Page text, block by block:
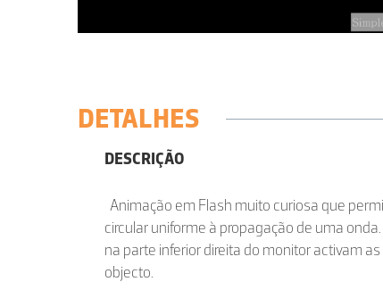
DETALHES
DESCRIÇÃO
Animação em Flash muito curiosa que
circular uniforme à propagação de uma
na parte inferior direita do monitor activam
objecto.